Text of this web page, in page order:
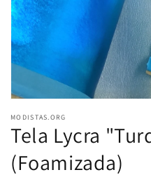
MODISTAS.ORG
Tela Lycra
(Foamizada)